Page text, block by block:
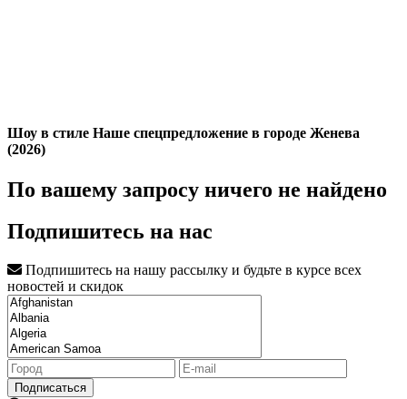
Шоу в стиле Наше спецпредложение в городе Женева
(2026)
По вашему запросу ничего не найдено
Подпишитесь на нас
Подпишитесь на нашу рассылку и будьте в курсе всех
новостей и скидок
Подписаться